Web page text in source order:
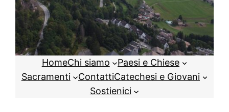
HomeChi siamo
Paesi e Chiese
Sacramenti
ContattiCatechesi e Giovani
Sostienici